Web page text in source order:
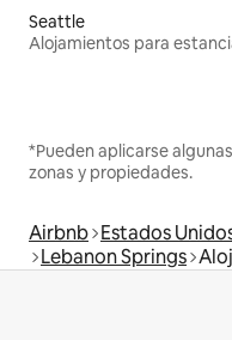
Seattle
*Pueden aplicarse
zonas y propiedades.
Airbnb Estados
Lebanon Springs